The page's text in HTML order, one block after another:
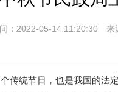
：2022-05-14 11:20:30
传统节日，也是我国的法